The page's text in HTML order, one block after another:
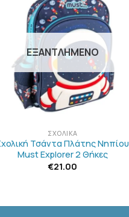
ΠΡΟΣΘΉΚΗ
ΣΤΗΝ
ΛΊΣΤΑ
ΕΠΙΘΥΜΙΏΝ
ΕΞΑΝΤΛΗΜΈΝΟ
ΣΧΟΛΙΚΆ
Τσάντα Πλάτης Νηπίου
Must Explorer 2 Θήκες
€21.00